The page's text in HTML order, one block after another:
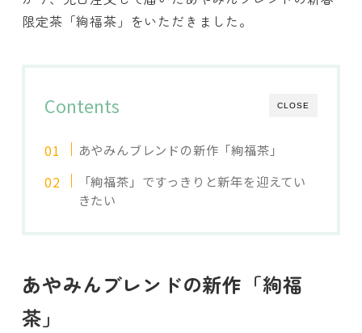
限定茶「絢福茶」をいただきました。
CLOSE
Contents
あやみんブレンドの新作「絢福茶」
「絢福茶」ですっきりと新年を迎えてい
きたい
あやみんブレンドの新作「絢福
茶」